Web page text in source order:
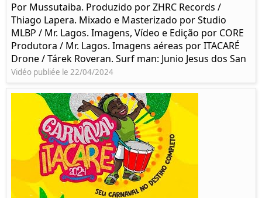
Por Mussutaiba. Produzido por ZHRC Records /
Thiago Lapera. Mixado e Masterizado por Studio
MLBP / Mr. Lagos. Imagens, Vídeo e Edição por CORE
Produtora / Mr. Lagos. Imagens aéreas por ITACARÉ
Drone / Tárek Roveran. Surf man: Junio Jesus dos San
Vidéo publiée le 22/04/2024